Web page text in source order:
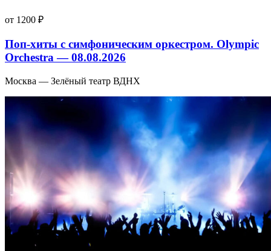
от 1200 ₽
Поп-хиты с симфоническим оркестром. Olympic
Orchestra — 08.08.2026
Москва — Зелёный театр ВДНХ